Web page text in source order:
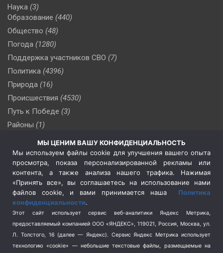
Наука (3)
Образование (440)
Общество (48)
Погода (1280)
Поддержка участников СВО (7)
Политика (4396)
Природа (16)
Происшествия (4530)
Путь к Победе (3)
Районы (1)
Сельское хозяйство (3)
Социальная политика
(3)
Спецоперация в Украине
Спецоперация на Украине
(404)
Спорт (740)
Терроризм (1)
Транспорт (262)
МЫ ЦЕНИМ ВАШУ КОНФИДЕНЦИАЛЬНОСТЬ
Мы используем файлы cookie для улучшения вашего опыта
просмотра, показа персонализированной рекламы или
контента, а также анализа нашего трафика. Нажимая
«Принять все», вы соглашаетесь на использование нами
файлов cookie, и вами принимается наша Политика
конфиденциальности.
Этот сайт использует сервис веб-аналитики Яндекс Метрика,
предоставляемый компанией ООО «ЯНДЕКС», 119021, Россия, Москва, ул.
Л. Толстого, 16 (далее — Яндекс). Сервис Яндекс Метрика использует
технологию «cookie» — небольшие текстовые файлы, размещаемые на